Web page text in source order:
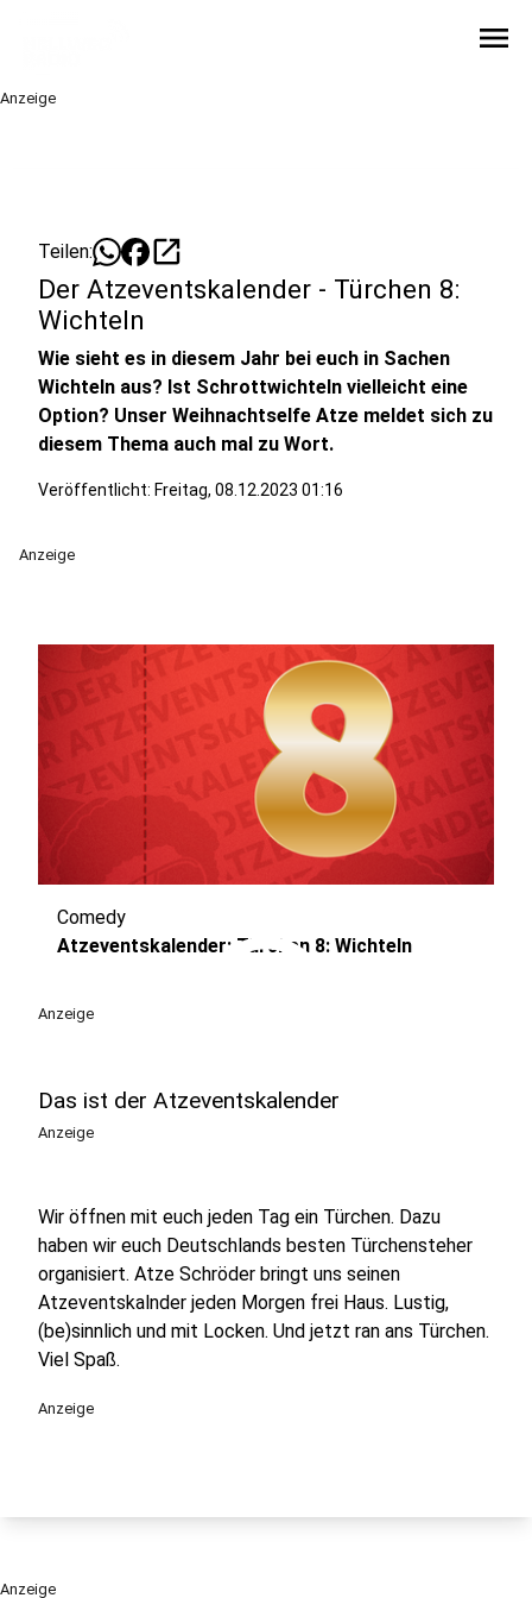
menu
Anzeige
Teilen: open_in_new
Der Atzeventskalender - Türchen 8:
Wichteln
Wie sieht es in diesem Jahr bei euch in Sachen
Wichteln aus? Ist Schrottwichteln vielleicht eine
Option? Unser Weihnachtselfe Atze meldet sich zu
diesem Thema auch mal zu Wort.
Veröffentlicht: Freitag, 08.12.2023 01:16
Anzeige
play_circle
Comedy
Atzeventskalender: Türchen 8: Wichteln
Anzeige
Das ist der Atzeventskalender
Anzeige
Wir öffnen mit euch jeden Tag ein Türchen. Dazu
haben wir euch Deutschlands besten Türchensteher
organisiert. Atze Schröder bringt uns seinen
Atzeventskalnder jeden Morgen frei Haus. Lustig,
(be)sinnlich und mit Locken. Und jetzt ran ans Türchen.
Viel Spaß.
Anzeige
Anzeige